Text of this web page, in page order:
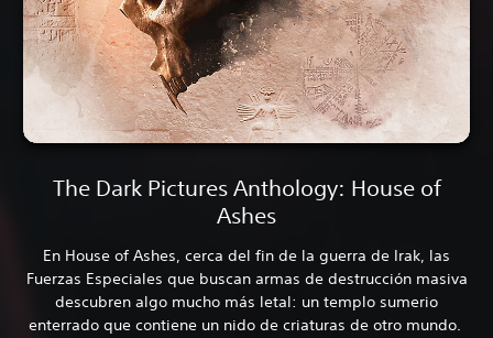
The Dark Pictures Anthology: House of
Ashes
En House of Ashes, cerca del fin de la guerra de Irak, las
Fuerzas Especiales que buscan armas de destrucción masiva
descubren algo mucho más letal: un templo sumerio
enterrado que contiene un nido de criaturas de otro mundo.